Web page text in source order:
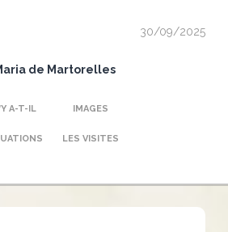
30/09/2025
de Martorelles
A-T-IL IMAGES
LES VISITES